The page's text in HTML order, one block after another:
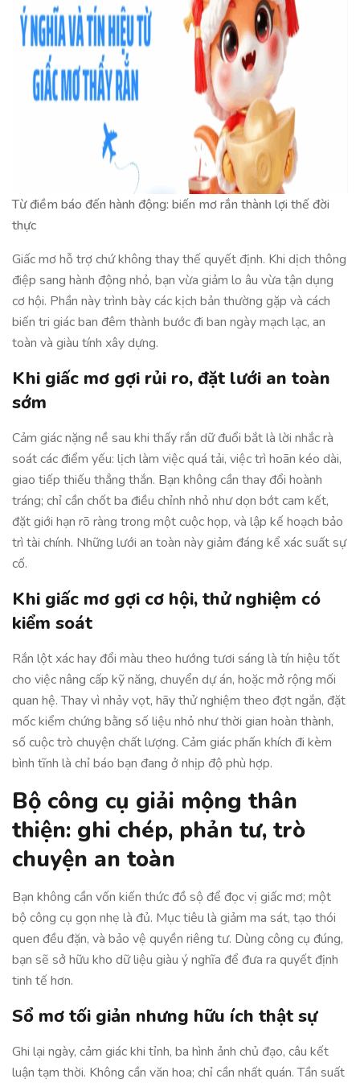
Từ điềm báo đến hành động: biến mơ rắn thành lợi thế đời
thực
Giấc mơ hỗ trợ chứ không thay thế quyết định. Khi dịch thông
điệp sang hành động nhỏ, bạn vừa giảm lo âu vừa tận dụng
cơ hội. Phần này trình bày các kịch bản thường gặp và cách
biến tri giác ban đêm thành bước đi ban ngày mạch lạc, an
toàn và giàu tính xây dựng.
Khi giấc mơ gợi rủi ro, đặt lưới an toàn
sớm
Cảm giác nặng nề sau khi thấy rắn dữ đuổi bắt là lời nhắc rà
soát các điểm yếu: lịch làm việc quá tải, việc trì hoãn kéo dài,
giao tiếp thiếu thẳng thắn. Bạn không cần thay đổi hoành
tráng; chỉ cần chốt ba điều chỉnh nhỏ như dọn bớt cam kết,
đặt giới hạn rõ ràng trong một cuộc họp, và lập kế hoạch bảo
trì tài chính. Những lưới an toàn này giảm đáng kể xác suất sự
cố.
Khi giấc mơ gợi cơ hội, thử nghiệm có
kiểm soát
Rắn lột xác hay đổi màu theo hướng tươi sáng là tín hiệu tốt
cho việc nâng cấp kỹ năng, chuyển dự án, hoặc mở rộng mối
quan hệ. Thay vì nhảy vọt, hãy thử nghiệm theo đợt ngắn, đặt
mốc kiểm chứng bằng số liệu nhỏ như thời gian hoàn thành,
số cuộc trò chuyện chất lượng. Cảm giác phấn khích đi kèm
bình tĩnh là chỉ báo bạn đang ở nhịp độ phù hợp.
Bộ công cụ giải mộng thân
thiện: ghi chép, phản tư, trò
chuyện an toàn
Bạn không cần vốn kiến thức đồ sộ để đọc vị giấc mơ; một
bộ công cụ gọn nhẹ là đủ. Mục tiêu là giảm ma sát, tạo thói
quen đều đặn, và bảo vệ quyền riêng tư. Dùng công cụ đúng,
bạn sẽ sở hữu kho dữ liệu giàu ý nghĩa để đưa ra quyết định
tinh tế hơn.
Sổ mơ tối giản nhưng hữu ích thật sự
Ghi lại ngày, cảm giác khi tỉnh, ba hình ảnh chủ đạo, câu kết
luận tạm thời. Không cần văn hoa; chỉ cần nhất quán. Tần suất